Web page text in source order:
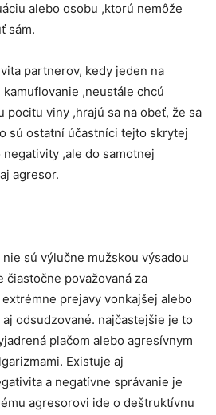
alebo osobu ,ktorú nemôže
sám.
partnerov, kedy jeden na
,neustále chcú
pocitu viny ,hrajú sa na obeť, že sa
sú ostatní účastníci tejto skrytej
,ale do samotnej
agresor.
sú výlučne mužskou výsadou
čiastočne považovaná za
prejavy vonkajšej alebo
odsudzované. najčastejšie je to
plačom alebo agresívnym
Existuje aj
a negatívne správanie je
agresorovi ide o deštruktívnu